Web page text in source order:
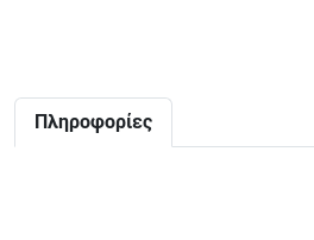
Πληροφορίες